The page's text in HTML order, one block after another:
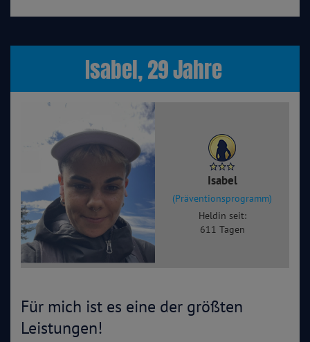
Isabel, 29 Jahre
Isabel
(Präventionsprogramm)
Heldin seit:
611 Tagen
Für mich ist es eine der größten
Leistungen!